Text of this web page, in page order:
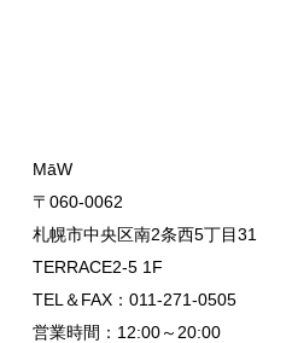
MāW
〒060-0062
札幌市中央区南2条西5丁目31
TERRACE2-5 1F
TEL＆FAX：011-271-0505
営業時間：12:00～20:00